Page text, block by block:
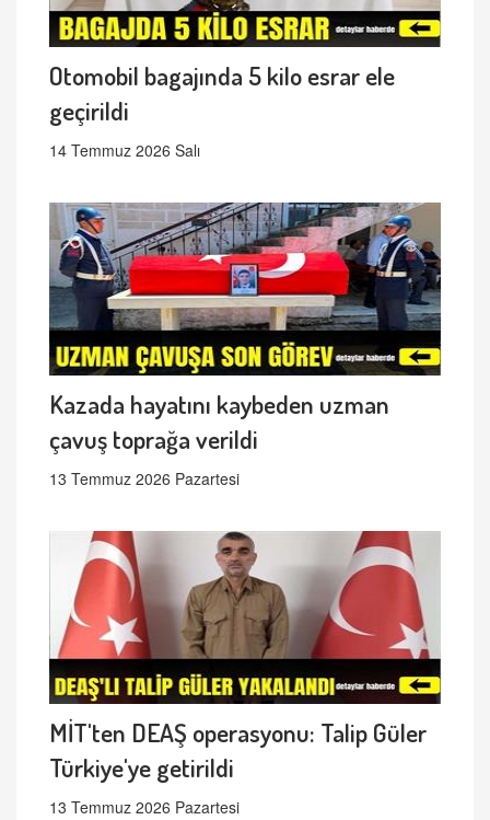
Otomobil bagajında 5 kilo esrar ele
geçirildi
14 Temmuz 2026 Salı
Kazada hayatını kaybeden uzman
çavuş toprağa verildi
13 Temmuz 2026 Pazartesi
MİT'ten DEAŞ operasyonu: Talip Güler
Türkiye'ye getirildi
13 Temmuz 2026 Pazartesi